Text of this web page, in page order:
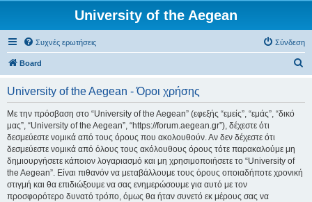
University of the Aegean
Συχνές ερωτήσεις Σύνδεση
Board
University of the Aegean - Όροι χρήσης
Με την πρόσβαση στο “University of the Aegean” (εφεξής “εμείς”, “εμάς”, “δικό
μας”, “University of the Aegean”, “https://forum.aegean.gr”), δέχεστε ότι
δεσμεύεστε νομικά από τους όρους που ακολουθούν. Αν δεν δέχεστε ότι
δεσμεύεστε νομικά από όλους τους ακόλουθους όρους τότε παρακαλούμε μη
δημιουργήσετε κάποιον λογαριασμό και μη χρησιμοποιήσετε το “University of
the Aegean”. Είναι πιθανόν να μεταβάλλουμε τους όρους οποιαδήποτε χρονική
στιγμή και θα επιδιώξουμε να σας ενημερώσουμε για αυτό με τον
προσφορότερο δυνατό τρόπο, όμως θα ήταν συνετό εκ μέρους σας να